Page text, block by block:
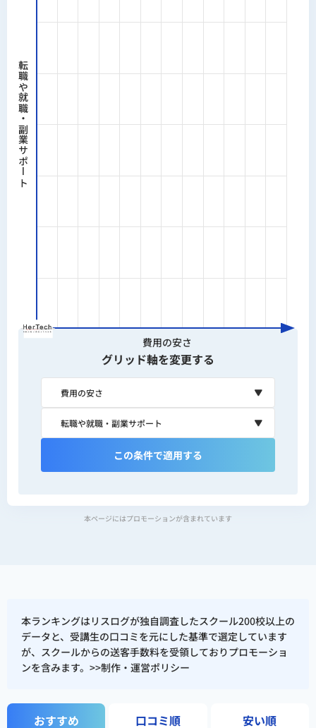
ーケティングデータ分析を自動化して70%削減を
「実際に使って分かること」を軸に、生成AIスク
経歴
2016年｜スマートキャンプ株式
2024年｜rimad株式会社 代表取
締役（2025年に株式会社アイズ
（東証グロース：5242）へ売
却）
2025年｜reslog株式会社 代表取
ロSaaS開発中（MVP構築・特許
生成AIを活用した市場調査・分
析・PRD・事業計画を作成し、 創
業融資2,000万円を調達
市場調査の作業時間を
転職や就職・副業サポート
費用の安さ
グリッド軸を変更する
この条件で適用する
本ページにはプロモーションが含まれています
本ランキングはリスログが独自調査したスクール200校以上の
データと、受講生の口コミを元にした基準で選定しています
が、スクールからの送客手数料を受領しておりプロモーショ
ンを含みます。>>制作・運営ポリシー
おすすめ 口コミ順 安い順